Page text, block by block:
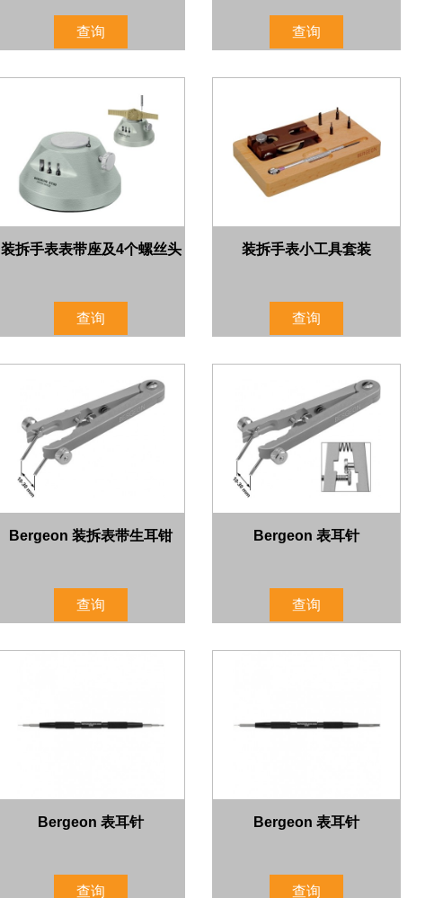
查询 查询
装拆手表表带座及4个螺丝头
查询
装拆手表小工具套装
查询
Bergeon 装拆表带生耳钳
查询
Bergeon 表耳针
查询
Bergeon 表耳针
查询
Bergeon 表耳针
查询